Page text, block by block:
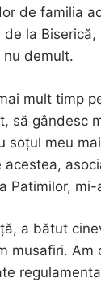
de familia
la
nu demult.
mult timp
să gândesc
soțul meu
Patimilor,
a bătut
musafiri.